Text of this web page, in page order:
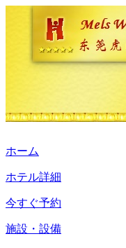
ホーム
ホテル詳細
今すぐ予約
施設・設備